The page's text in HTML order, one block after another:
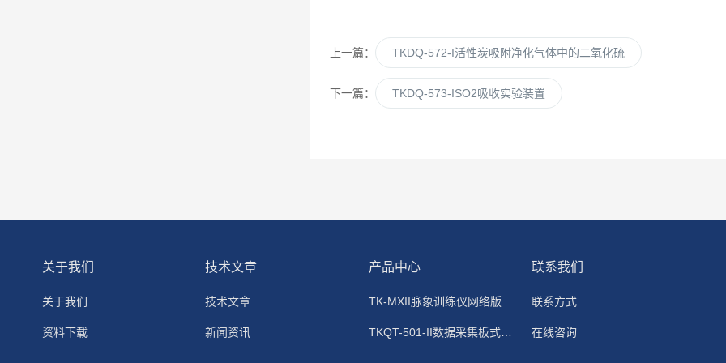
上一篇： TKDQ-572-I活性炭吸附净化气体中的二氧化硫
下一篇： TKDQ-573-ISO2吸收实验装置
关于我们
关于我们
资料下载
技术文章
技术文章
新闻资讯
产品中心
TK-MXII脉象训练仪网络版
TKQT-501-II数据采集板式静电除尘器
联系我们
联系方式
在线咨询